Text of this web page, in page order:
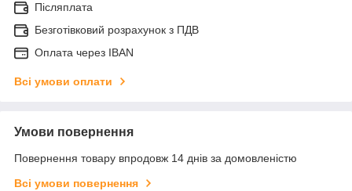
Післяплата
Безготівковий розрахунок з ПДВ
Оплата через IBAN
Всі умови оплати
Умови повернення
Повернення товару впродовж 14 днів за домовленістю
Всі умови повернення